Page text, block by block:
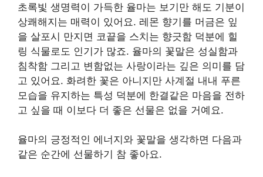
초록빛 생명력이 가득한 율마는 보기만 해도 기분이
상쾌해지는 매력이 있어요. 레몬 향기를 머금은 잎
을 살포시 만지면 코끝을 스치는 향긋함 덕분에 힐
링 식물로도 인기가 많죠. 율마의 꽃말은 성실함과
침착함 그리고 변함없는 사랑이라는 깊은 의미를 담
고 있어요. 화려한 꽃은 아니지만 사계절 내내 푸른
모습을 유지하는 특성 덕분에 한결같은 마음을 전하
고 싶을 때 이보다 더 좋은 선물은 없을 거예요.
율마의 긍정적인 에너지와 꽃말을 생각하면 다음과
같은 순간에 선물하기 참 좋아요.